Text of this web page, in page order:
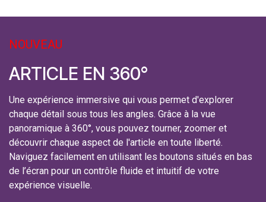
NOUVEAU
ARTICLE EN 360°
Une expérience immersive qui vous permet d'explorer
chaque détail sous tous les angles. Grâce à la vue
panoramique à 360°, vous pouvez tourner, zoomer et
découvrir chaque aspect de l'article en toute liberté.
Naviguez facilement en utilisant les boutons situés en bas
de l’écran pour un contrôle fluide et intuitif de votre
expérience visuelle.